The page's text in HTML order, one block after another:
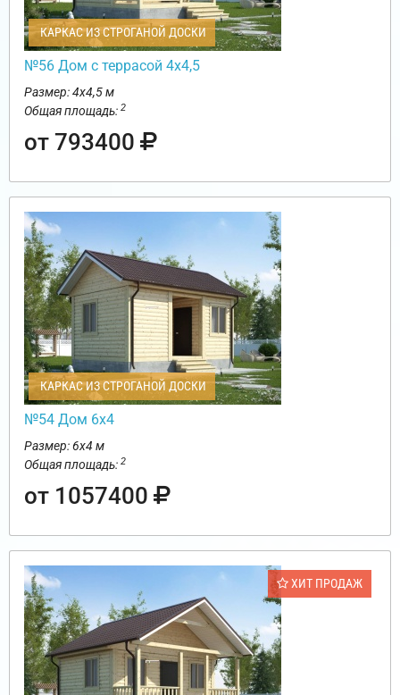
КАРКАС ИЗ СТРОГАНОЙ ДОСКИ
№56 Дом с террасой 4х4,5
Размер: 4х4,5 м
Общая площадь: 2
от 793400
КАРКАС ИЗ СТРОГАНОЙ ДОСКИ
№54 Дом 6х4
Размер: 6х4 м
Общая площадь: 2
от 1057400
ХИТ ПРОДАЖ